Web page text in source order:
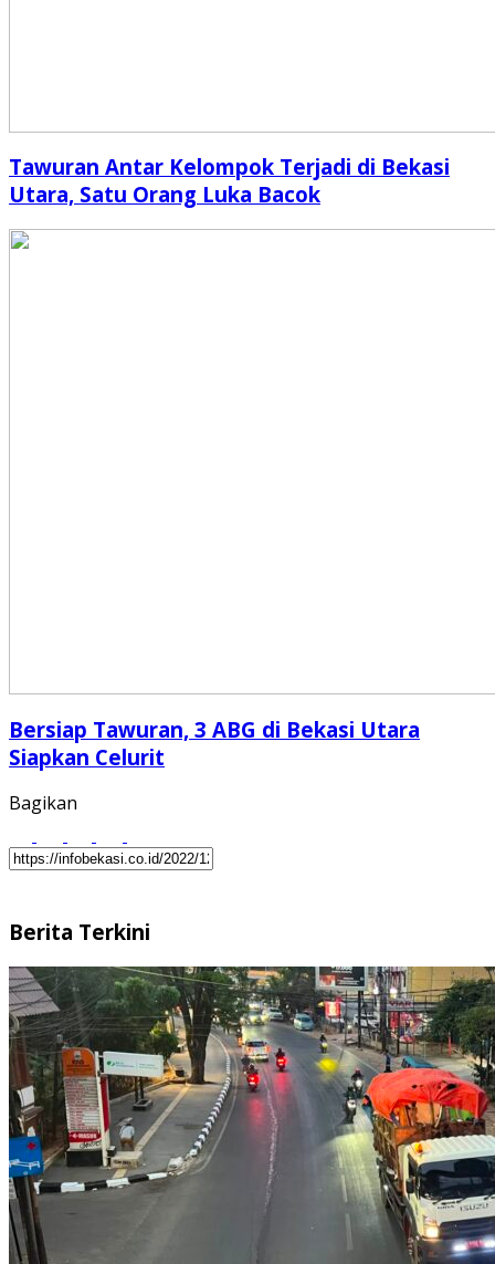
Tawuran Antar Kelompok Terjadi di Bekasi
Utara, Satu Orang Luka Bacok
Bersiap Tawuran, 3 ABG di Bekasi Utara
Siapkan Celurit
Bagikan
Berita Terkini